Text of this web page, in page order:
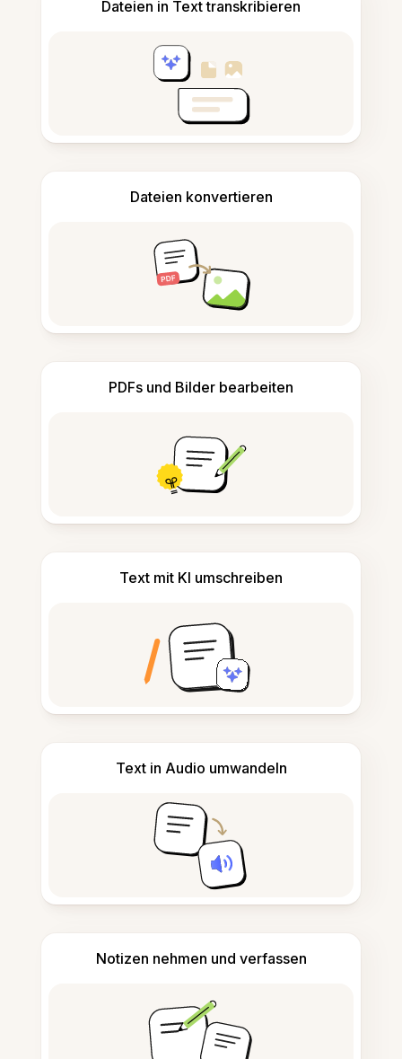
Dateien in Text transkribieren
Dateien konvertieren
PDFs und Bilder bearbeiten
Text mit KI umschreiben
Text in Audio umwandeln
Notizen nehmen und verfassen